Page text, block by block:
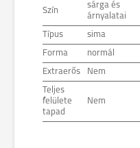
Szín
sárga és
árnyalatai
Típus sima
Forma normál
Extraerős Nem
Teljes
felülete
tapad
Nem